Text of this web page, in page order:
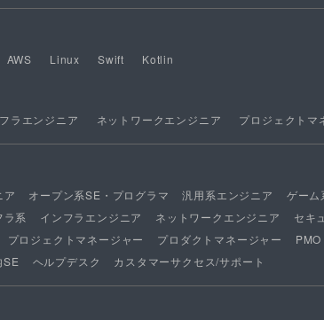
AWS Linux Swift Kotlin
ラエンジニア ネットワークエンジニア プロジェクトマ
ア オープン系SE・プログラマ 汎用系エンジニア ゲーム
ラ系 インフラエンジニア ネットワークエンジニア セキ
プロジェクトマネージャー プロダクトマネージャー PMO
SE ヘルプデスク カスタマーサクセス/サポート